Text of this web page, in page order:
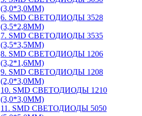
(3,0*3,0ММ)
6. SMD СВЕТОДИОДЫ 3528
(3,5*2,8ММ)
7. SMD СВЕТОДИОДЫ 3535
(3,5*3,5ММ)
8. SMD СВЕТОДИОДЫ 1206
(3,2*1,6ММ)
9. SMD СВЕТОДИОДЫ 1208
(2,0*3,0ММ)
10. SMD СВЕТОДИОДЫ 1210
(3,0*3,0ММ)
11. SMD СВЕТОДИОДЫ 5050